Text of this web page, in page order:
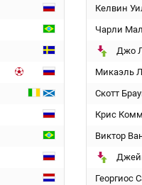
Келвин
Чарли
Джо
Микаэль
Скотт
Крис
Виктор
Георгиос